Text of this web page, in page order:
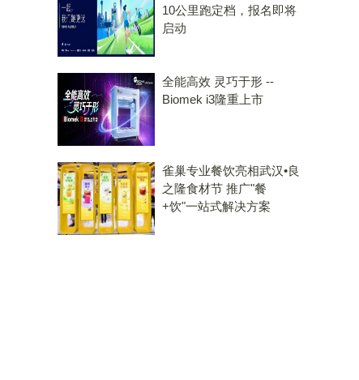
10公里跑定档，报名即将
启动
全能高效 灵巧于形 --
Biomek i3隆重上市
雀巢专业餐饮亮相武汉•良
之隆食材节 推广"餐
+饮"一站式解决方案